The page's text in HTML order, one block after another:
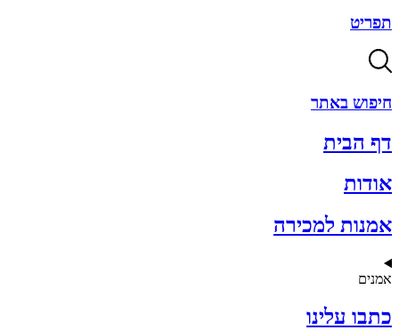
תפריט
חיפוש באתר
דף הבית
אודות
אמנות למכירה
אמנים
כתבו עלינו